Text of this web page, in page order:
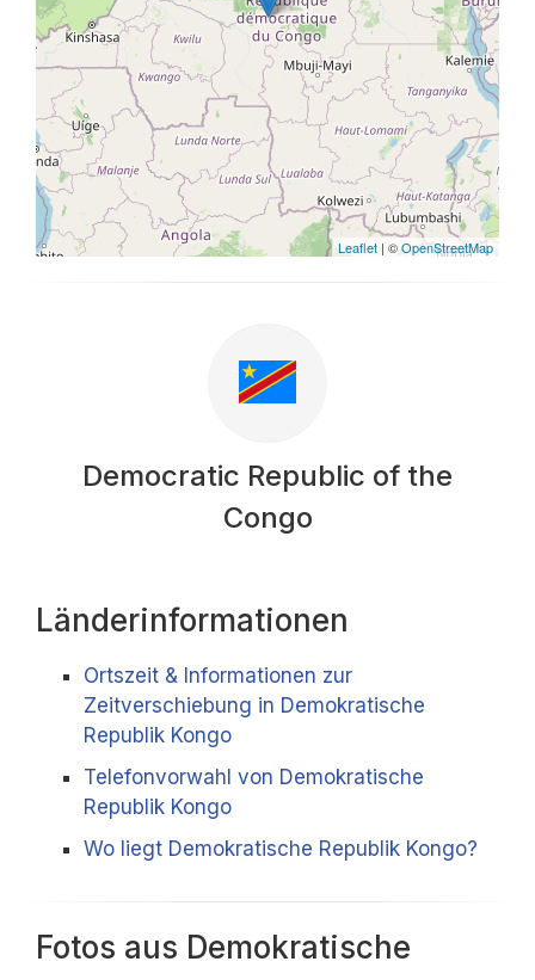
Leaflet | ©OpenStreetMap
Democratic Republic of the
Congo
Länderinformationen
Ortszeit & Informationen zur
Zeitverschiebung in Demokratische
Republik Kongo
Telefonvorwahl von Demokratische
Republik Kongo
Wo liegt Demokratische Republik Kongo?
Fotos aus Demokratische